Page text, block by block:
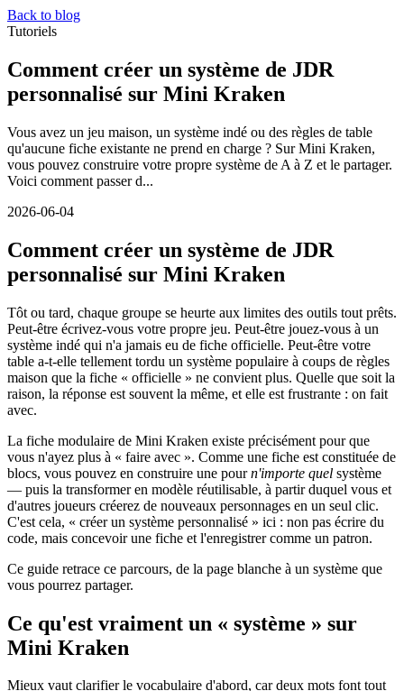
Back to blog
Tutoriels
Comment créer un système de JDR
personnalisé sur Mini Kraken
Vous avez un jeu maison, un système indé ou des règles de table
qu'aucune fiche existante ne prend en charge ? Sur Mini Kraken,
vous pouvez construire votre propre système de A à Z et le partager.
Voici comment passer d...
2026-06-04
Comment créer un système de JDR
personnalisé sur Mini Kraken
Tôt ou tard, chaque groupe se heurte aux limites des outils tout prêts.
Peut-être écrivez-vous votre propre jeu. Peut-être jouez-vous à un
système indé qui n'a jamais eu de fiche officielle. Peut-être votre
table a-t-elle tellement tordu un système populaire à coups de règles
maison que la fiche « officielle » ne convient plus. Quelle que soit la
raison, la réponse est souvent la même, et elle est frustrante : on fait
avec.
La fiche modulaire de Mini Kraken existe précisément pour que
vous n'ayez plus à « faire avec ». Comme une fiche est constituée de
blocs, vous pouvez en construire une pourn'importe quel système
— puis la transformer en modèle réutilisable, à partir duquel vous et
d'autres joueurs créerez de nouveaux personnages en un seul clic.
C'est cela, « créer un système personnalisé » ici : non pas écrire du
code, mais concevoir une fiche et l'enregistrer comme un patron.
Ce guide retrace ce parcours, de la page blanche à un système que
vous pourrez partager.
Ce qu'est vraiment un « système » sur
Mini Kraken
Mieux vaut clarifier le vocabulaire d'abord, car deux mots font tout